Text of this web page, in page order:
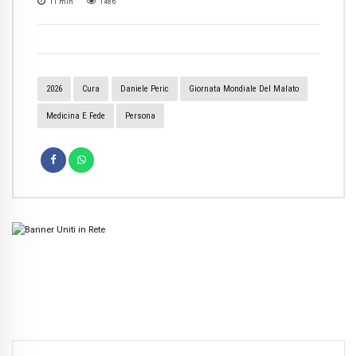
2026 Cura Daniele Peric Giornata Mondiale Del Malato
Medicina E Fede Persona